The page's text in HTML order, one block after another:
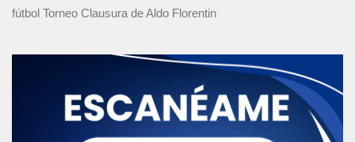
fútbol Torneo Clausurade Aldo Florentin